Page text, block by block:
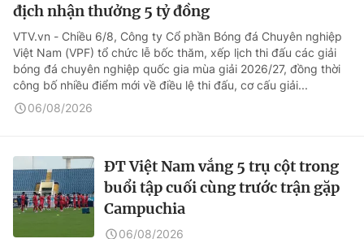
địch nhận thưởng 5 tỷ đồng
VTV.vn - Chiều 6/8, Công ty Cổ phần Bóng đá Chuyên nghiệp
Việt Nam (VPF) tổ chức lễ bốc thăm, xếp lịch thi đấu các giải
bóng đá chuyên nghiệp quốc gia mùa giải 2026/27, đồng thời
công bố nhiều điểm mới về điều lệ thi đấu, cơ cấu giải...
06/08/2026
ĐT Việt Nam vắng 5 trụ cột trong
buổi tập cuối cùng trước trận gặp
Campuchia
06/08/2026